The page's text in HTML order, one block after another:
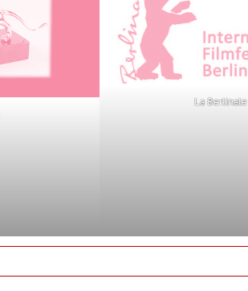
La Berlinale